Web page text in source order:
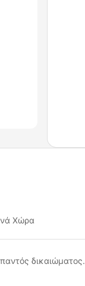
Χώρα
δικαιώματος.